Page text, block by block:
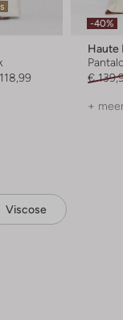
-40%
Haute
€
+
Viscose